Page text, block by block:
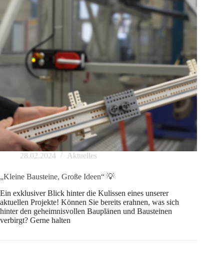
28.02.2024 Aktuelles
„Kleine Bausteine, Große Ideen“ 💡
Ein exklusiver Blick hinter die Kulissen eines unserer
aktuellen Projekte! Können Sie bereits erahnen, was sich
hinter den geheimnisvollen Bauplänen und Bausteinen
verbirgt? Gerne halten